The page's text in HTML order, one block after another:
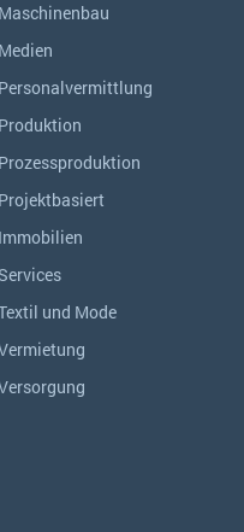
Maschinenbau
Medien
Personalvermittlung
Produktion
Prozessproduktion
Projektbasiert
Immobilien
und Mode